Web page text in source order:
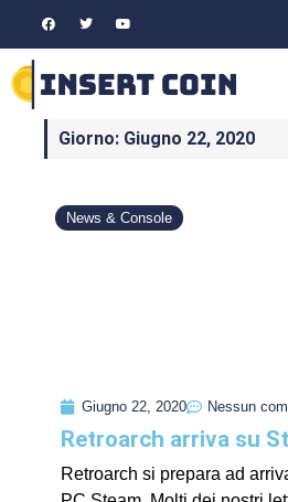
Giorno: Giugno 22, 2020
News & Console
Giugno 22, 2020 Nessun
Retroarch arriva su
Retroarch si prepara ad